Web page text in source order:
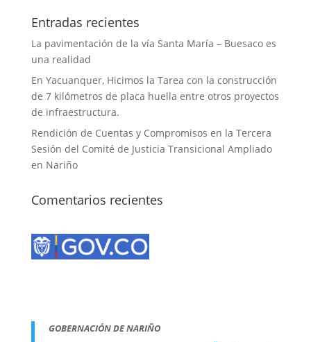
Entradas recientes
La pavimentación de la vía Santa María – Buesaco es
una realidad
En Yacuanquer, Hicimos la Tarea con la construcción
de 7 kilómetros de placa huella entre otros proyectos
de infraestructura.
Rendición de Cuentas y Compromisos en la Tercera
Sesión del Comité de Justicia Transicional Ampliado
en Nariño
Comentarios recientes
GOBERNACIÓN DE NARIÑO